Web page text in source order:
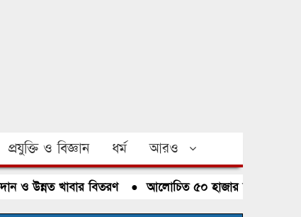
প্রযুক্তি ও বিজ্ঞান ধর্ম আরও
উন্নত খাবার বিতরণ● আলোচিত ৫০ হাজার পিস ইয়াবা